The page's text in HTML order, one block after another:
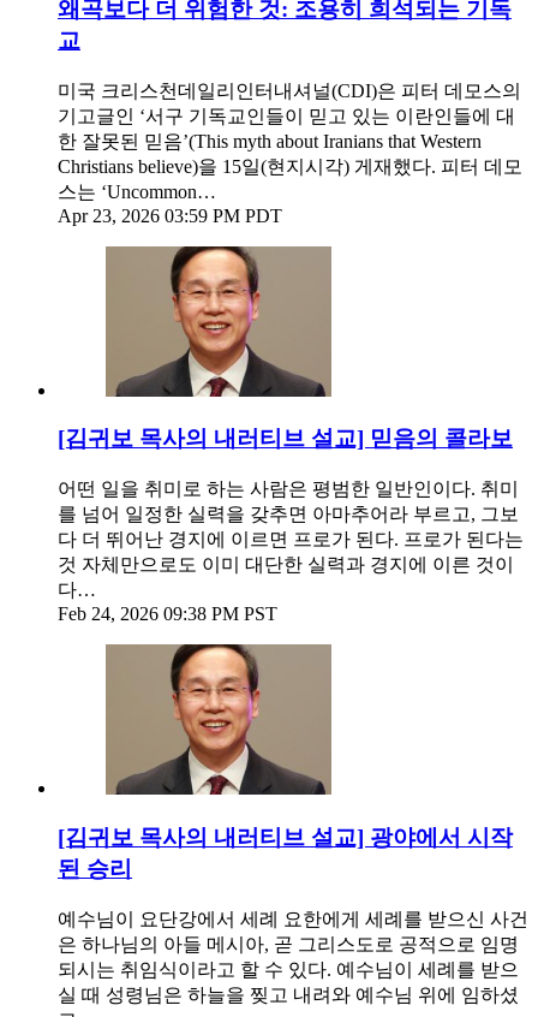
왜곡보다 더 위험한 것: 조용히 희석되는 기독
교
미국 크리스천데일리인터내셔널(CDI)은 피터 데모스의
기고글인 ‘서구 기독교인들이 믿고 있는 이란인들에 대
한 잘못된 믿음’(This myth about Iranians that Western
Christians believe)을 15일(현지시각) 게재했다. 피터 데모
스는 ‘Uncommon…
Apr 23, 2026 03:59 PM PDT
[김귀보 목사의 내러티브 설교] 믿음의 콜라보
어떤 일을 취미로 하는 사람은 평범한 일반인이다. 취미
를 넘어 일정한 실력을 갖추면 아마추어라 부르고, 그보
다 더 뛰어난 경지에 이르면 프로가 된다. 프로가 된다는
것 자체만으로도 이미 대단한 실력과 경지에 이른 것이
다…
Feb 24, 2026 09:38 PM PST
[김귀보 목사의 내러티브 설교] 광야에서 시작
된 승리
예수님이 요단강에서 세례 요한에게 세례를 받으신 사건
은 하나님의 아들 메시아, 곧 그리스도로 공적으로 임명
되시는 취임식이라고 할 수 있다. 예수님이 세례를 받으
실 때 성령님은 하늘을 찢고 내려와 예수님 위에 임하셨